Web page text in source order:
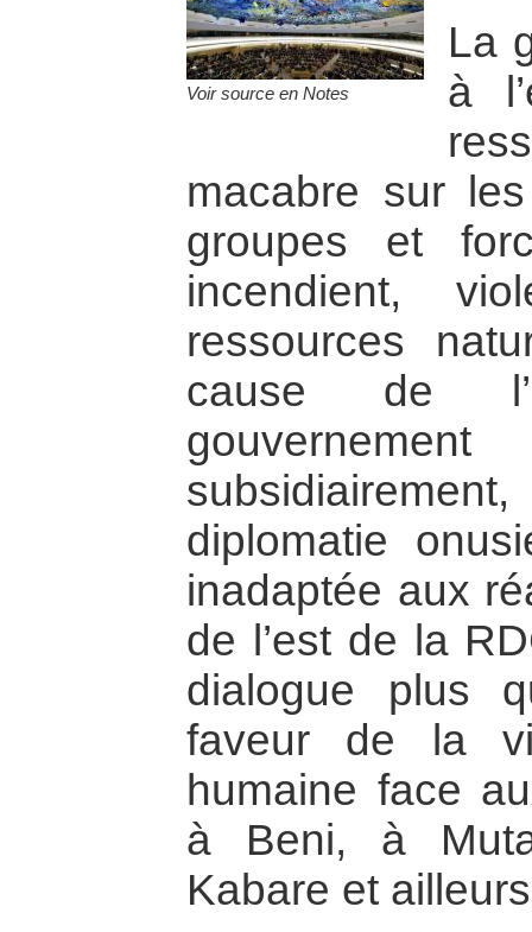
Voir source en Notes
La
à
macabre sur
groupes et
incendient,
ressources
cause de
diplomatie
inadaptée aux
de l’est de la
dialogue plus
faveur de la
humaine face
à Beni, à
Kabare et